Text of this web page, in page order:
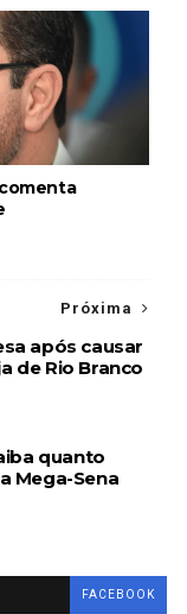
Próxima
após causar
de Rio Branco
quanto
Mega-Sena
FACEBOOK